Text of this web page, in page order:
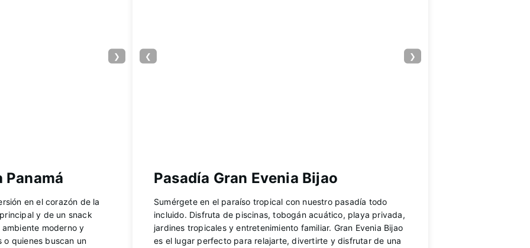
❯
Panamá
en el corazón de la
y de un snack
moderno y
o quienes buscan un
❮ ❯
Pasadía Gran Evenia Bijao
Sumérgete en el paraíso tropical con nuestro pasadía todo
incluido. Disfruta de piscinas, tobogán acuático, playa privada,
jardines tropicales y entretenimiento familiar. Gran Evenia Bijao
es el lugar perfecto para relajarte, divertirte y disfrutar de una